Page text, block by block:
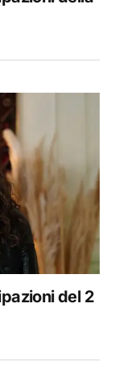
del 2